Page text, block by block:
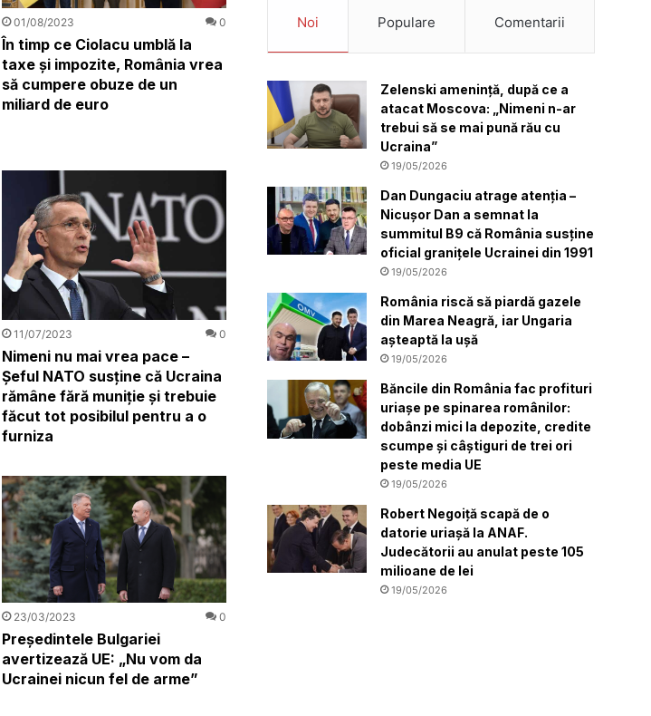
01/08/2023 0
În timp ce Ciolacu umblă la
taxe și impozite, România vrea
să cumpere obuze de un
miliard de euro
11/07/2023 0
Nimeni nu mai vrea pace –
Șeful NATO susține că Ucraina
rămâne fără muniţie şi trebuie
făcut tot posibilul pentru a o
furniza
23/03/2023 0
Președintele Bulgariei
avertizează UE: „Nu vom da
Ucrainei nicun fel de arme”
Noi Populare Comentarii
Zelenski amenință, după ce a
atacat Moscova: „Nimeni n-ar
trebui să se mai pună rău cu
Ucraina”
19/05/2026
Dan Dungaciu atrage atenția –
Nicușor Dan a semnat la
summitul B9 că România susține
oficial granițele Ucrainei din 1991
19/05/2026
România riscă să piardă gazele
din Marea Neagră, iar Ungaria
așteaptă la ușă
19/05/2026
Băncile din România fac profituri
uriașe pe spinarea românilor:
dobânzi mici la depozite, credite
scumpe și câștiguri de trei ori
peste media UE
19/05/2026
Robert Negoiță scapă de o
datorie uriașă la ANAF.
Judecătorii au anulat peste 105
milioane de lei
19/05/2026